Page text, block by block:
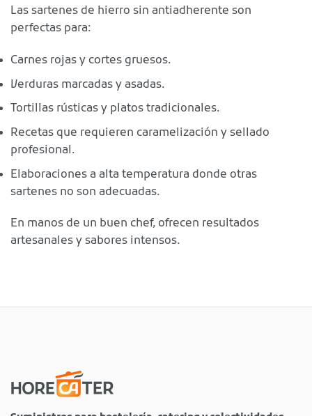
Las sartenes de hierro sin antiadherente son
perfectas para:
Carnes rojas y cortes gruesos.
Verduras marcadas y asadas.
Tortillas rústicas y platos tradicionales.
Recetas que requieren caramelización y sellado
profesional.
Elaboraciones a alta temperatura donde otras
sartenes no son adecuadas.
En manos de un buen chef, ofrecen resultados
artesanales y sabores intensos.